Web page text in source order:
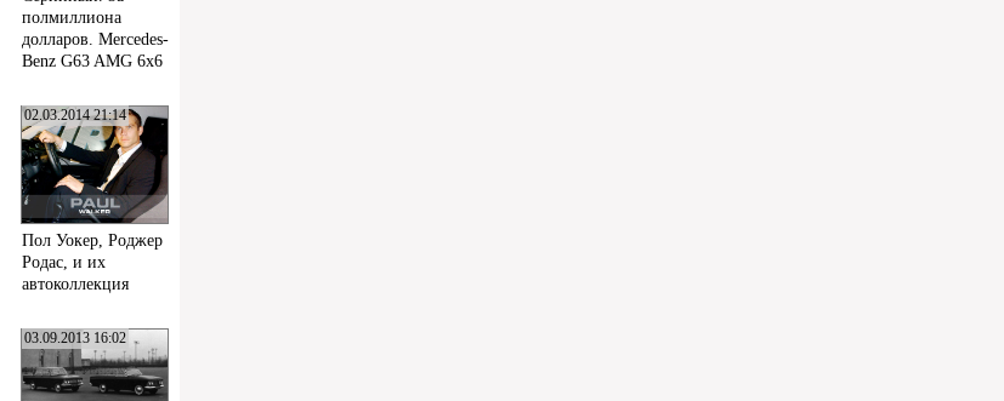
полмиллиона
долларов. Mercedes-
Benz G63 AMG 6x6
02.03.2014 21:14
Пол Уокер, Роджер
Родас, и их
автоколлекция
03.09.2013 16:02